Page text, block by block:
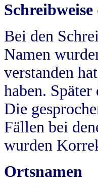
Bei den
Namen
verstanden
haben.
Die
Fällen bei
wurden
Ortsnamen